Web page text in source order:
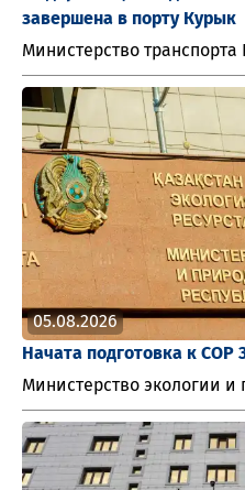
завершена в порту Курык
Министерство транспорта
05.08.2026
Начата подготовка к СОР
Министерство экологии